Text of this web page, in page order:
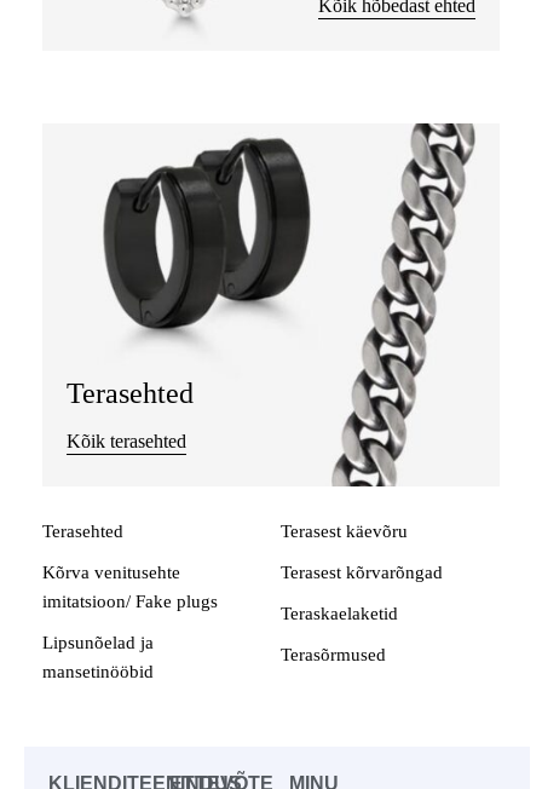
Kõik hõbedast ehted
Terasehted
Kõik terasehted
Terasehted
Kõrva venitusehte
imitatsioon/ Fake plugs
Lipsunõelad ja
mansetinööbid
Terasest käevõru
Terasest kõrvarõngad
Teraskaelaketid
Terasõrmused
KLIENDITEENINDUS
ETTEVÕTE MINU